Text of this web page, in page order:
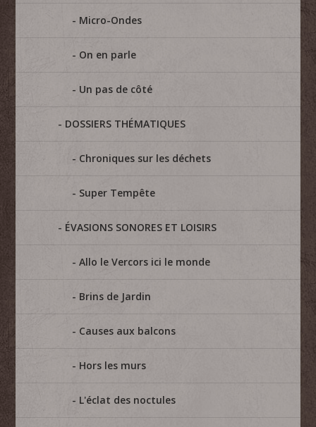
Micro-Ondes
On en parle
Un pas de côté
DOSSIERS THÉMATIQUES
Chroniques sur les déchets
Super Tempête
ÉVASIONS SONORES ET LOISIRS
Allo le Vercors ici le monde
Brins de Jardin
Causes aux balcons
Hors les murs
L'éclat des noctules